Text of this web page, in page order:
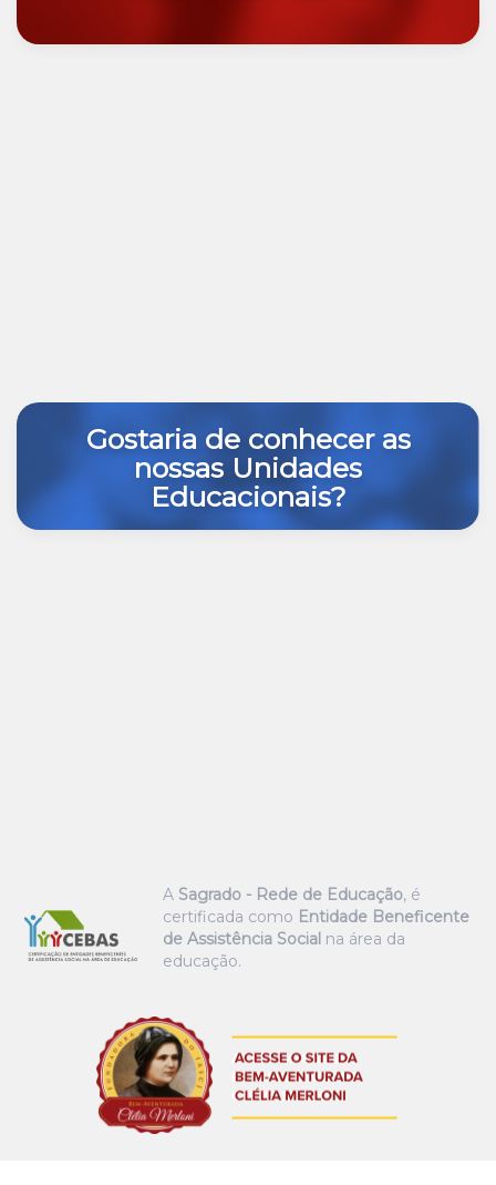
Gostaria de conhecer as
nossas Unidades
Educacionais?
A Sagrado - Rede de Educação, é
certificada como Entidade Beneficente
de Assistência Social na área da
educação.